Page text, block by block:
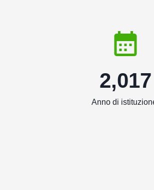
2,017
Anno di